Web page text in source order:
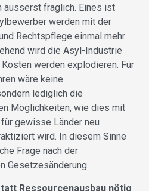
äusserst fraglich. Eines ist
werden mit der
Rechtspflege einmal mehr
wird die Asyl-Industrie
werden explodieren. Für
wäre keine
lediglich die
Möglichkeiten, wie dies mit
gewisse Länder neu
wird. In diesem Sinne
Frage nach der
Gesetzesänderung.
Ressourcenausbau nötig